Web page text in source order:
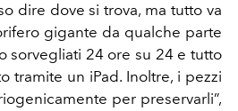
dire dove si trova, ma tutto va
gigante da qualche parte
sorvegliati 24 ore su 24 e tutto
tramite un iPad. Inoltre, i pezzi
per preservarli”,